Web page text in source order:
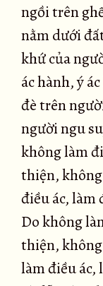
ngồi trên
nằm dưới
khứ của
ác hành, ý
đè trên
người ngu
không làm
thiện,
điều ác, làm
Do không
thiện,
làm điều ác,